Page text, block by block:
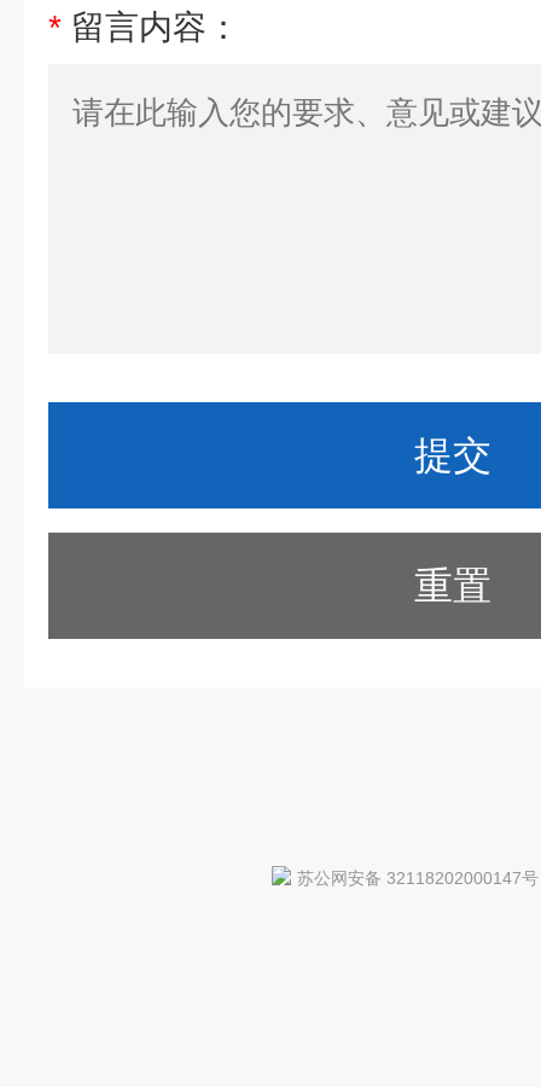
* 留言内容：
重置
苏公网安备 32118202000147号